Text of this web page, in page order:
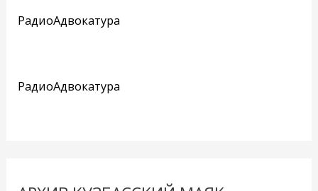
РадиоАдвокатура
РадиоАдвокатура